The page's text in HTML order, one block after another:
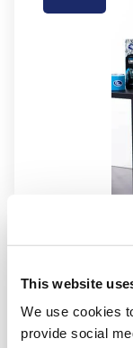
This website
We use cookies
provide social
3